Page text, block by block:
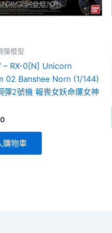
彈模型
– RX-0[N] Unicorn
02 Banshee Norn (1/144)
彈2號機 報喪女妖命運女神
購物車